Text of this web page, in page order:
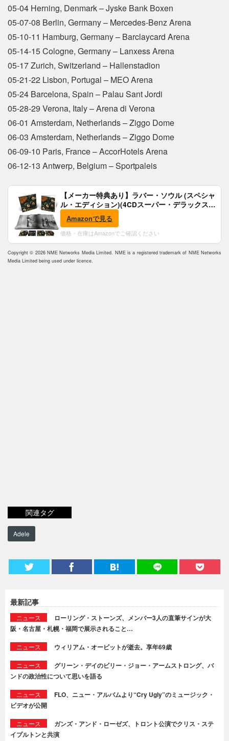
05-04 Herning, Denmark – Jyske Bank Boxen
05-07-08 Berlin, Germany – Mercedes-Benz Arena
05-10-11 Hamburg, Germany – Barclaycard Arena
05-14-15 Cologne, Germany – Lanxess Arena
05-17 Zurich, Switzerland – Hallenstadion
05-21-22 Lisbon, Portugal – MEO Arena
05-24 Barcelona, Spain – Palau Sant Jordi
05-28-29 Verona, Italy – Arena di Verona
06-01 Amsterdam, Netherlands – Ziggo Dome
06-03 Amsterdam, Netherlands – Ziggo Dome
06-09-10 Paris, France – AccorHotels Arena
06-12-13 Antwerp, Belgium – Sportpaleis
【メーカー特典あり】ラバー・ソウル (スペシャ
ル・エディション)(4CDスーパー・デラックス)
(完全生産限定盤)(SHM-CD)(特典:B2ポスター付)
Amazonで見る
価格・在庫はAmazonでご確認ください
Copyright © 2026 NME Networks Media Limited. NME is a registered trademark of NME Networks
Media Limited being used under licence.
関連タグ
Adele
最新記事
ニュース
ローリング・ストーンズ、メンバー3人の直筆サインが大
阪・名古屋・札幌・福岡で展示されること…
ニュース ウィリアム・オービットが逝去。享年69歳
ニュース
グリーン・デイのビリー・ジョー・アームストロング、バ
ンドの政治性について思いを語る
ニュース
FLO、ニュー・アルバムより“Cry Ugly”のミュージック・
ビデオが公開
ニュース
ガンズ・アンド・ローゼズ、トロント公演でクリス・ステ
イプルトンと共演